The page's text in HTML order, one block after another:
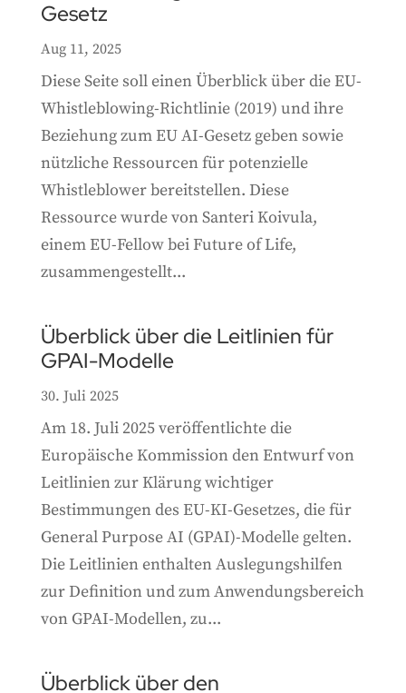
Gesetz
Aug 11, 2025
Diese Seite soll einen Überblick über die EU-
Whistleblowing-Richtlinie (2019) und ihre
Beziehung zum EU AI-Gesetz geben sowie
nützliche Ressourcen für potenzielle
Whistleblower bereitstellen. Diese
Ressource wurde von Santeri Koivula,
einem EU-Fellow bei Future of Life,
zusammengestellt...
Überblick über die Leitlinien für
GPAI-Modelle
30. Juli 2025
Am 18. Juli 2025 veröffentlichte die
Europäische Kommission den Entwurf von
Leitlinien zur Klärung wichtiger
Bestimmungen des EU-KI-Gesetzes, die für
General Purpose AI (GPAI)-Modelle gelten.
Die Leitlinien enthalten Auslegungshilfen
zur Definition und zum Anwendungsbereich
von GPAI-Modellen, zu...
Überblick über den